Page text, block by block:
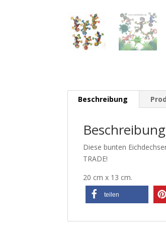
Beschreibung
Beschreibung
Diese bunten
TRADE!
20 cm x 13 cm.
teilen